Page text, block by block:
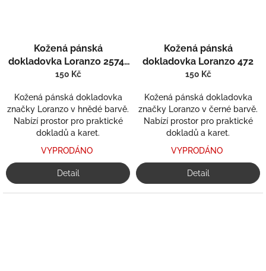
Kožená pánská
dokladovka Loranzo 2574-
1
150 Kč
Kožená pánská dokladovka
značky Loranzo v hnědé barvě.
Nabízí prostor pro praktické
dokladů a karet.
VYPRODÁNO
Detail
Kožená pánská
dokladovka Loranzo 472
150 Kč
Kožená pánská dokladovka
značky Loranzo v černé barvě.
Nabízí prostor pro praktické
dokladů a karet.
VYPRODÁNO
Detail